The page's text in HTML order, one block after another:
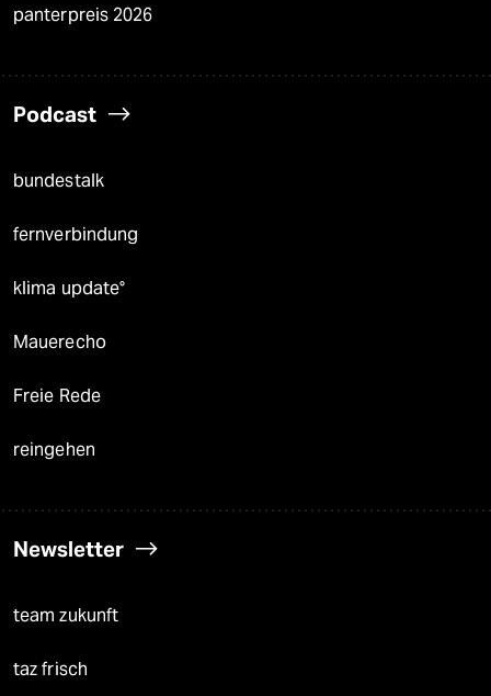
panterpreis 2026
Podcast
bundestalk
fernverbindung
klima update°
Mauerecho
Freie Rede
reingehen
Newsletter
team zukunft
taz frisch